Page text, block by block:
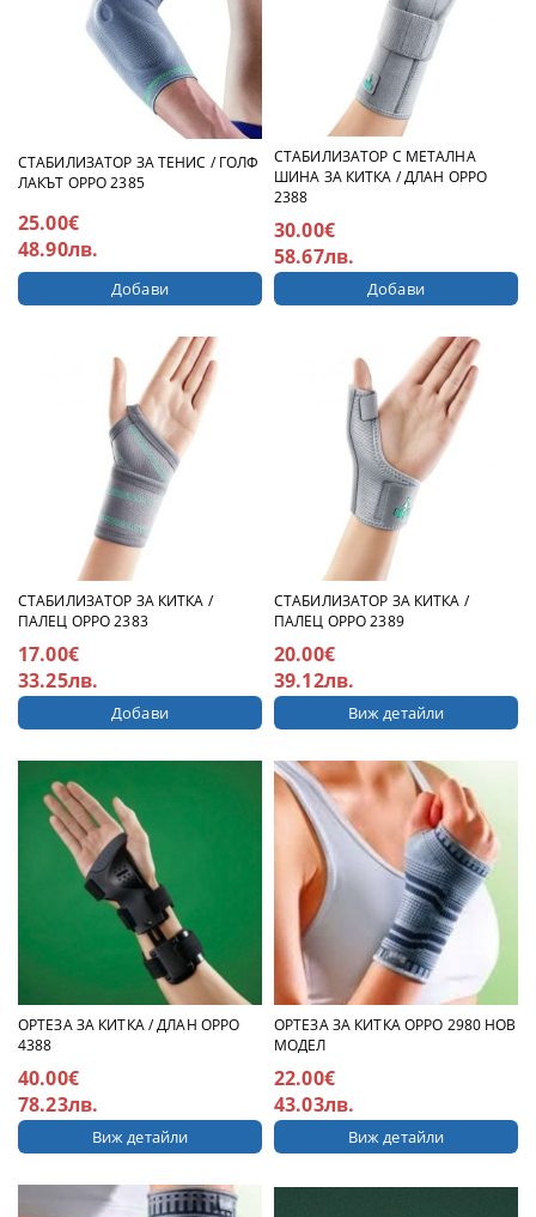
СТАБИЛИЗАТОР ЗА ТЕНИС / ГОЛФ
ЛАКЪТ OPPO 2385
25.00€
48.90лв.
СТАБИЛИЗАТОР С МЕТАЛНА
ШИНА ЗА КИТКА / ДЛАН OPPO
2388
30.00€
58.67лв.
СТАБИЛИЗАТОР ЗА КИТКА /
ПАЛЕЦ OPPO 2383
17.00€
33.25лв.
СТАБИЛИЗАТОР ЗА КИТКА /
ПАЛЕЦ ОPPО 2389
20.00€
39.12лв.
Виж детайли
ОРТЕЗА ЗА КИТКА / ДЛАН ОРРО
4388
40.00€
78.23лв.
Виж детайли
ОРТЕЗА ЗА КИТКА ОРРО 2980 НОВ
МОДЕЛ
22.00€
43.03лв.
Виж детайли